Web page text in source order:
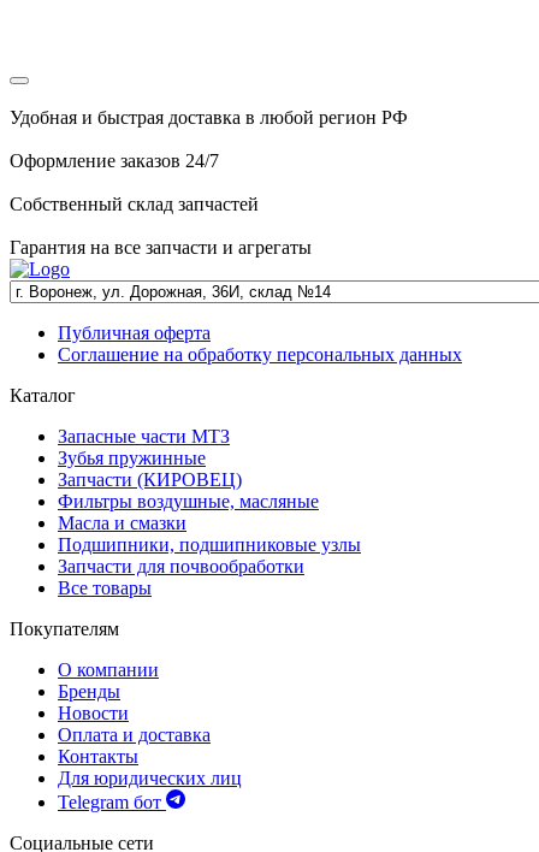
Удобная и быстрая доставка в любой регион РФ
Оформление заказов 24/7
Собственный склад запчастей
Гарантия на все запчасти и агрегаты
Публичная оферта
Соглашение на обработку персональных данных
Каталог
Запасные части МТЗ
Зубья пружинные
Запчасти (КИРОВЕЦ)
Фильтры воздушные, масляные
Масла и смазки
Подшипники, подшипниковые узлы
Запчасти для почвообработки
Все товары
Покупателям
О компании
Бренды
Новости
Оплата и доставка
Контакты
Для юридических лиц
Telegram бот
Социальные сети